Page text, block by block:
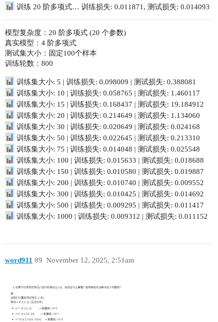
训练 20 阶多项式… 训练损失: 0.011871, 测试损失: 0.014093
模型复杂度：20 阶多项式 (20 个参数)
真实模型：4 阶多项式
测试集大小：固定100个样本
训练轮数：800
训练集大小: 5 | 训练损失: 0.098009 | 测试损失: 0.388081
训练集大小: 10 | 训练损失: 0.058765 | 测试损失: 1.460117
训练集大小: 15 | 训练损失: 0.168437 | 测试损失: 19.184912
训练集大小: 20 | 训练损失: 0.214649 | 测试损失: 1.134060
训练集大小: 30 | 训练损失: 0.020649 | 测试损失: 0.024168
训练集大小: 50 | 训练损失: 0.022645 | 测试损失: 0.213310
训练集大小: 75 | 训练损失: 0.014048 | 测试损失: 0.025548
训练集大小: 100 | 训练损失: 0.015633 | 测试损失: 0.018688
训练集大小: 150 | 训练损失: 0.010580 | 测试损失: 0.019887
训练集大小: 200 | 训练损失: 0.010740 | 测试损失: 0.009552
训练集大小: 300 | 训练损失: 0.010425 | 测试损失: 0.014692
训练集大小: 500 | 训练损失: 0.009295 | 测试损失: 0.011417
训练集大小: 1000 | 训练损失: 0.009312 | 测试损失: 0.011152
word911 November 12, 2025, 2:51am
89